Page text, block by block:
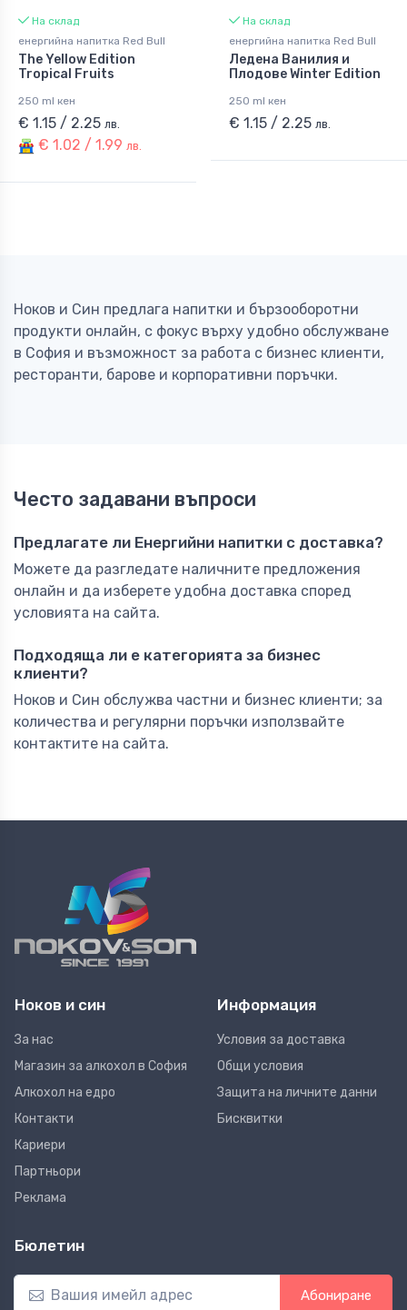
На склад
енергийна напитка Red Bull
The Yellow Edition
Tropical Fruits
250 ml кен
€ 1.15 / 2.25 лв.
€ 1.02 / 1.99 лв.
На склад
енергийна напитка Red Bull
Ледена Ванилия и
Плодове Winter Edition
250 ml кен
€ 1.15 / 2.25 лв.
Ноков и Син предлага напитки и бързооборотни
продукти онлайн, с фокус върху удобно обслужване
в София и възможност за работа с бизнес клиенти,
ресторанти, барове и корпоративни поръчки.
Често задавани въпроси
Предлагате ли Енергийни напитки с доставка?
Можете да разгледате наличните предложения
онлайн и да изберете удобна доставка според
условията на сайта.
Подходяща ли е категорията за бизнес
клиенти?
Ноков и Син обслужва частни и бизнес клиенти; за
количества и регулярни поръчки използвайте
контактите на сайта.
Ноков и син
За нас
Магазин за алкохол в София
Алкохол на едро
Контакти
Кариери
Партньори
Реклама
Информация
Условия за доставка
Общи условия
Защита на личните данни
Бисквитки
Бюлетин
Абониране